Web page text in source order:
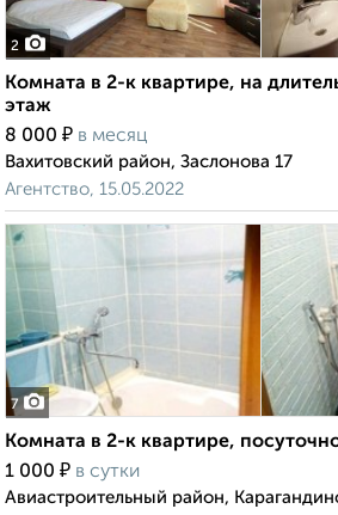
2
Комната в 2-к квартире, на
этаж
8 000 ₽ в месяц
Вахитовский район, Заслонова 17
Агентство, 15.05.2022
7
Комната в 2-к квартире,
1 000 ₽ в сутки
Авиастроительный район,